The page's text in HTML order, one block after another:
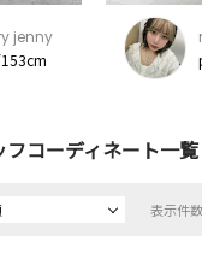
jenny
フコーディネート一覧
表示件数